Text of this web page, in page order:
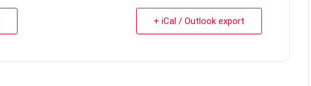
+ iCal / Outlook export